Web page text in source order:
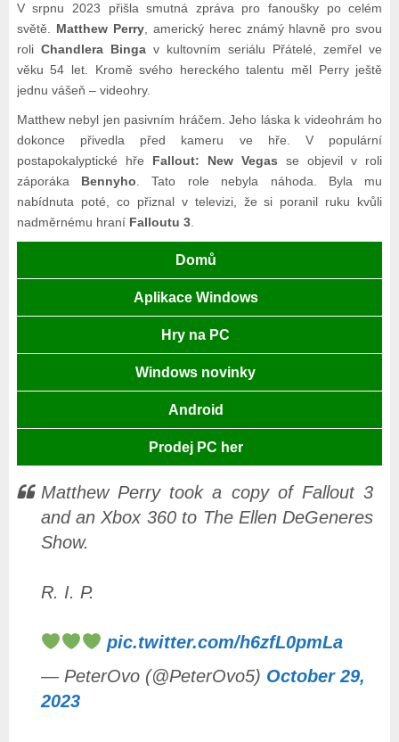
V srpnu 2023 přišla smutná zpráva pro fanoušky po celém
světě. Matthew Perry, americký herec známý hlavně pro svou
roli Chandlera Bingav kultovním seriálu Přátelé, zemřel ve
věku 54 let. Kromě svého hereckého talentu měl Perry ještě
jednu vášeň – videohry.
Matthew nebyl jen pasivním hráčem. Jeho láska k videohrám ho
dokonce přivedla před kameru ve hře. V populární
postapokalyptické hře Fallout: New Vegas se objevil v roli
záporáka Bennyho. Tato role nebyla náhoda. Byla mu
nabídnuta poté, co přiznal v televizi, že si poranil ruku kvůli
nadměrnému hraní Falloutu 3.
Domů
Aplikace Windows
Hry na PC
Windows novinky
Android
Prodej PC her
Matthew Perry took a copy of Fallout 3
and an Xbox 360 to The Ellen DeGeneres
Show.
R. I. P.
pic.twitter.com/h6zfL0pmLa
— PeterOvo (@PeterOvo5) October 29,
2023